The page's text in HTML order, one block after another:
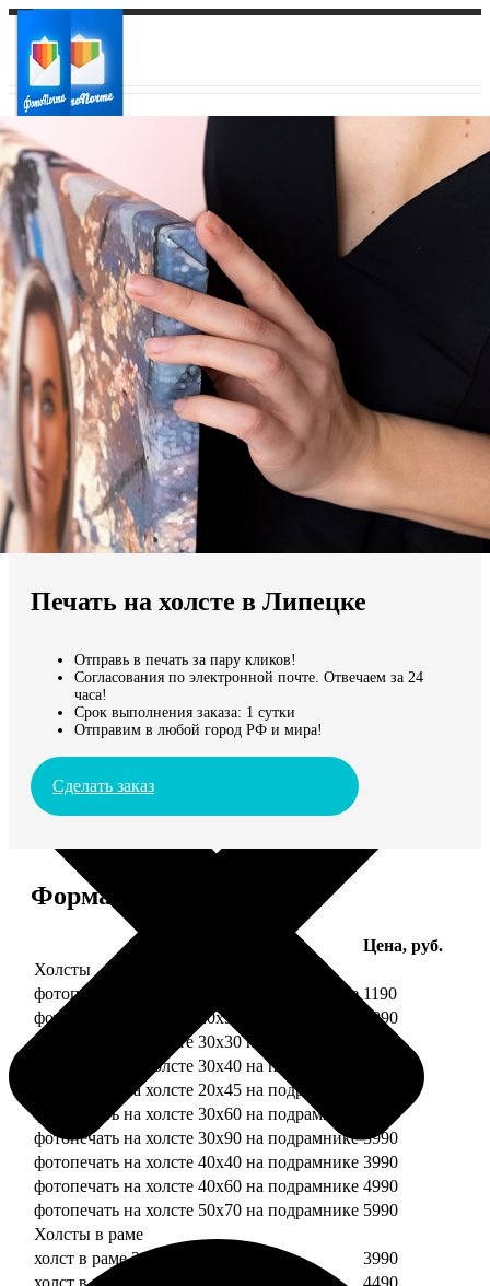
Ваш город:
Ваш регион доставки
Выберите из списка:
Мы доставляем по всему миру
Печать на холсте в Липецке
Отправь в печать за пару кликов!
Согласования по электронной почте. Отвечаем за 24
часа!
Срок выполнения заказа: 1 сутки
Отправим в любой город РФ и мира!
Сделать заказ
Форматы и цены
Цена, руб.
Холсты
фотопечать на холсте 20х20 на подрамнике 1190
фотопечать на холсте 20х30 на подрамнике
1990
фотопечать на холсте 30х30 на подрамнике
фотопечать на холсте 30х40 на подрамнике
фотопечать на холсте 20х45 на подрамнике
фотопечать на холсте 30х60 на подрамнике
фотопечать на холсте 30х90 на подрамнике 3990
фотопечать на холсте 40х40 на подрамнике 3990
фотопечать на холсте 40х60 на подрамнике 4990
фотопечать на холсте 50х70 на подрамнике 5990
Холсты в раме
холст в раме 20х20
3990
холст в раме 20х30
4490